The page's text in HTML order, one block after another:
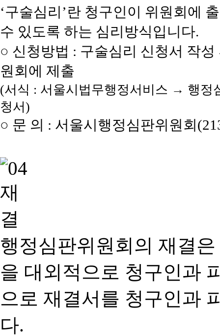
‘구술심리’란 청구인이 위원회에
수 있도록 하는 심리방식입니다.
○ 신청방법 : 구술심리 신청서 작
원회에 제출
(서식 : 서울시법무행정서비스 → 행
청서)
○ 문 의 : 서울시행정심판위원회
행정심판위원회의 재결
을 대외적으로 청구인과
으로 재결서를 청구인과
다.